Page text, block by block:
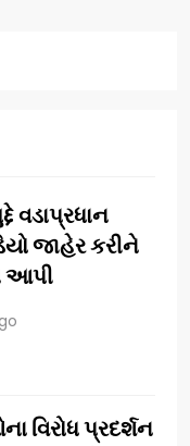
વડાપ્રધાન
જાહેર કરીને
આપી
વિરોધ પ્રદર્શન